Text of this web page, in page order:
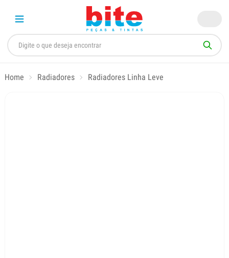
Home Radiadores Radiadores Linha Leve